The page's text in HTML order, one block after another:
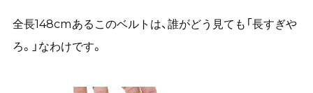
全長148cmあるこのベルトは、誰がどう見ても「長すぎや
ろ。」なわけです。